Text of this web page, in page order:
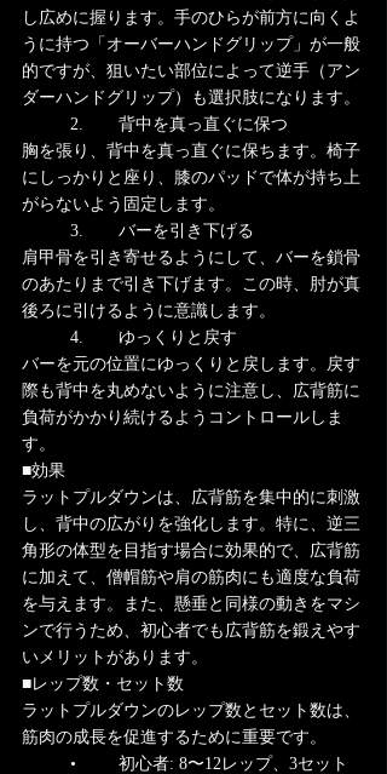
し広めに握ります。手のひらが前方に向くよ
うに持つ「オーバーハンドグリップ」が一般
的ですが、狙いたい部位によって逆手（アン
ダーハンドグリップ）も選択肢になります。
	2.	背中を真っ直ぐに保つ
胸を張り、背中を真っ直ぐに保ちます。椅子
にしっかりと座り、膝のパッドで体が持ち上
がらないよう固定します。
	3.	バーを引き下げる
肩甲骨を引き寄せるようにして、バーを鎖骨
のあたりまで引き下げます。この時、肘が真
後ろに引けるように意識します。
	4.	ゆっくりと戻す
バーを元の位置にゆっくりと戻します。戻す
際も背中を丸めないように注意し、広背筋に
負荷がかかり続けるようコントロールしま
す。
■効果
ラットプルダウンは、広背筋を集中的に刺激
し、背中の広がりを強化します。特に、逆三
角形の体型を目指す場合に効果的で、広背筋
に加えて、僧帽筋や肩の筋肉にも適度な負荷
を与えます。また、懸垂と同様の動きをマシ
ンで行うため、初心者でも広背筋を鍛えやす
いメリットがあります。
■レップ数・セット数
ラットプルダウンのレップ数とセット数は、
筋肉の成長を促進するために重要です。
	•	初心者: 8〜12レップ、3セット